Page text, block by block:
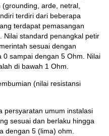
arde, netral,
terdiri dari beberapa
terdapat pemasangan
Nilai standard penangkal petir
sesuai dengan
sampai dengan 5 Ohm. Nilai
di bawah 1 Ohm.
(nilai resistansi
persyaratan umum instalasi
sesuai dan berlaku hingga
dengan 5 (lima) ohm.